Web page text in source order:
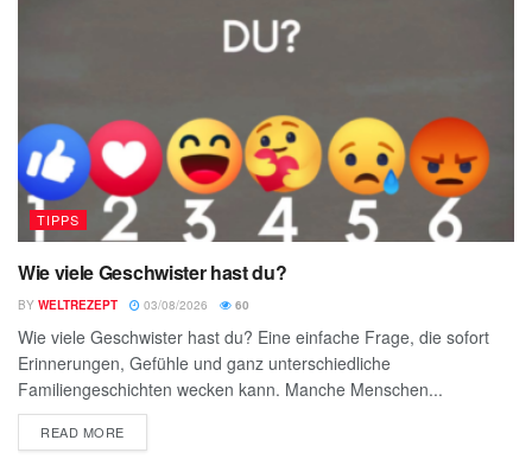
TIPPS
Wie viele Geschwister hast du?
BY WELTREZEPT 03/08/2026 60
Wie viele Geschwister hast du? Eine einfache Frage, die sofort
Erinnerungen, Gefühle und ganz unterschiedliche
Familiengeschichten wecken kann. Manche Menschen...
READ MORE